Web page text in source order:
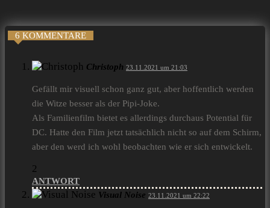
6 KOMMENTARE
Christoph 23.11.2021 um 21:03
Gefällt mir visuell schon ganz gut, aber hoffentlich werden
die Witze besser als der Pipi-Joke.
Als Familienfilm bietet es allerdings durchaus Potential für
DC. Hatte den Film jetzt tatsächlich nicht so auf dem Schirm,
aber den werd ich wohl beobachten wie er sich entwickelt.
2
ANTWORT
Visual Noise 23.11.2021 um 22:22